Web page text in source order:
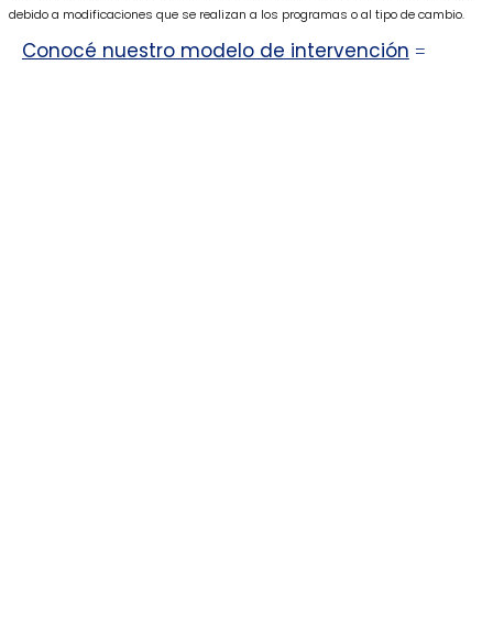
debido a modificaciones que se realizan a los programas o al tipo de cambio.
Conocé nuestro modelo de intervención